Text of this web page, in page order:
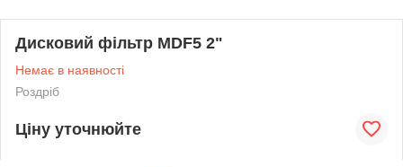
Дисковий фільтр MDF5 2"
Немає в наявності
Роздріб
Ціну уточнюйте